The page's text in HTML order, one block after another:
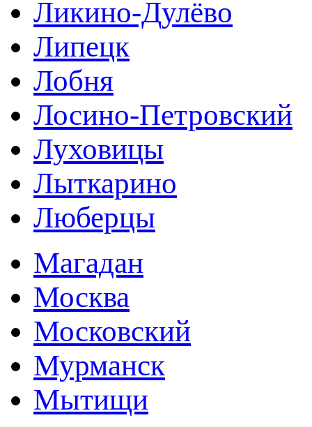
Ликино-Дулёво
Липецк
Лобня
Лосино-Петровский
Луховицы
Лыткарино
Люберцы
Магадан
Москва
Московский
Мурманск
Мытищи